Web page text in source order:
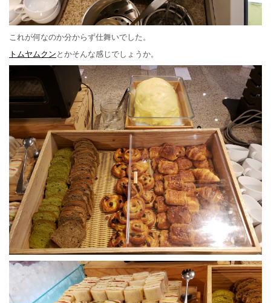
これが何なのか分からず仕舞いでした。
トムヤムクンとかそんな感じでしょうか。